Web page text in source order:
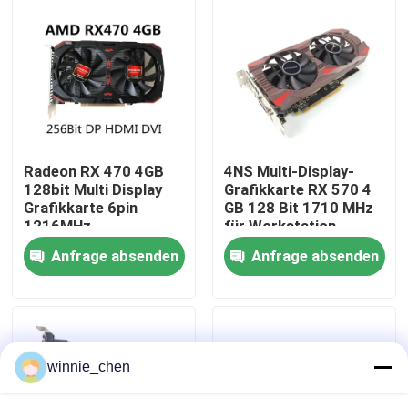
Über uns
Fabrik-Ausflug
Qualitätskontrolle
Treten Sie mit uns in Verbindung
Gaming-Grafikkarten
Mining-Grafikkarte
Radeon RX 470 4GB
128bit Multi Display
Grafikkarte 6pin
1216MHz
Anfrage absenden
4NS Multi-Display-
Grafikkarte RX 570 4
GB 128 Bit 1710 MHz
für Workstation-
Desktop
Anfrage absenden
winnie_chen